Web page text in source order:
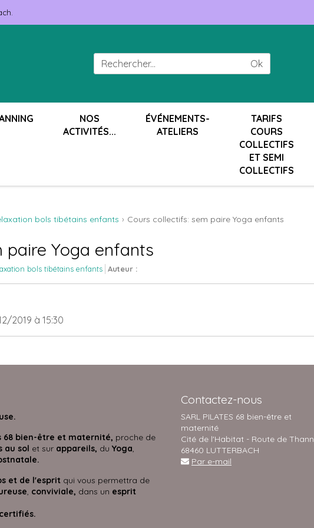
Ok
NOS
ACTIVITÉS...
ÉVÉNEMENTS-
ATELIERS
TARIFS
COURS
COLLECTIFS
ET SEMI
COLLECTIFS
bols tibétains enfants Cours collectifs: sem paire Yoga enfants
paire Yoga enfants
bols tibétains enfants Auteur :
2019 à 15:30
68 bien-être et maternité, proche de
au sol et sur appareils, du Yoga,
et de l'esprit qui vous permettra de
, conviviale, dans un esprit
certifiés.
Contactez-nous
SARL PILATES 68 bien-être et
maternité
Cité de l'Habitat - Route de Thann
68460 LUTTERBACH
Par e-mail